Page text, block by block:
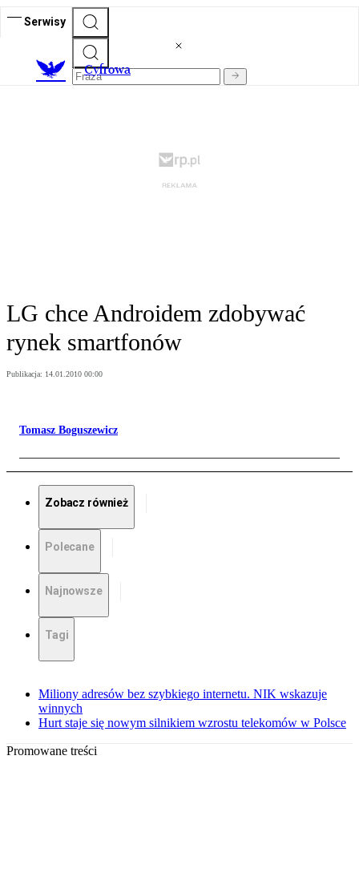
Serwisy
Cyfrowa
LG chce Androidem zdobywać
rynek smartfonów
Publikacja: 14.01.2010 00:00
Tomasz Boguszewicz
Zobacz również
Polecane
Najnowsze
Tagi
Miliony adresów bez szybkiego internetu. NIK wskazuje
winnych
Hurt staje się nowym silnikiem wzrostu telekomów w Polsce
Promowane treści